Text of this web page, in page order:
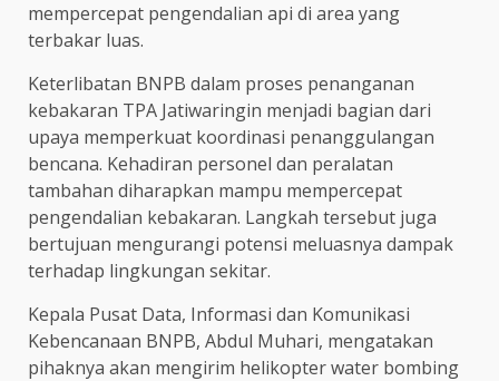
mempercepat pengendalian api di area yang
terbakar luas.
Keterlibatan BNPB dalam proses penanganan
kebakaran TPA Jatiwaringin menjadi bagian dari
upaya memperkuat koordinasi penanggulangan
bencana. Kehadiran personel dan peralatan
tambahan diharapkan mampu mempercepat
pengendalian kebakaran. Langkah tersebut juga
bertujuan mengurangi potensi meluasnya dampak
terhadap lingkungan sekitar.
Kepala Pusat Data, Informasi dan Komunikasi
Kebencanaan BNPB, Abdul Muhari, mengatakan
pihaknya akan mengirim helikopter water bombing